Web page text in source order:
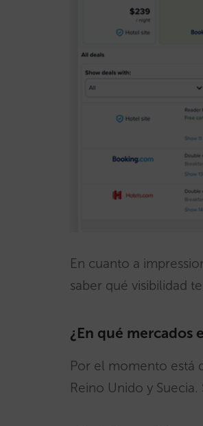
En cuanto a
saber qué visibilidad
¿En qué mercados
Por el momento está
Reino Unido y